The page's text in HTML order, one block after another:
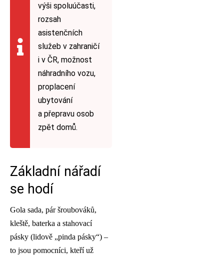
výši spoluúčasti,
rozsah
asistenčních
služeb v zahraničí
i v ČR, možnost
náhradního vozu,
proplacení
ubytování
a přepravu osob
zpět domů.
Základní nářadí
se hodí
Gola sada, pár šroubováků,
kleště, baterka a stahovací
pásky (lidově „pinda pásky“) –
to jsou pomocníci, kteří už